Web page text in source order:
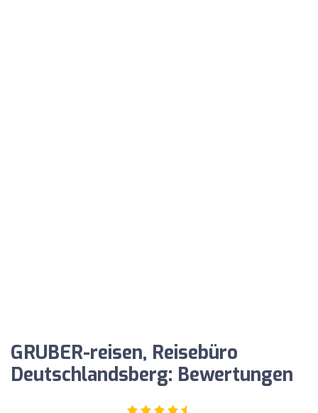
GRUBER-reisen, Reisebüro
Deutschlandsberg: Bewertungen